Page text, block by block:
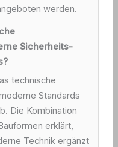
werden.
Sicherheits-
technische
Standards
Die Kombination
erklärt,
Technik ergänzt